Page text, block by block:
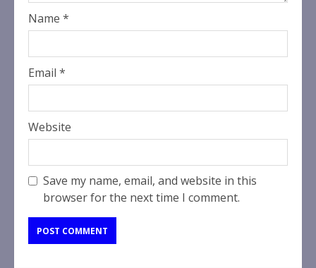
Name *
Email *
Website
Save my name, email, and website in this
browser for the next time I comment.